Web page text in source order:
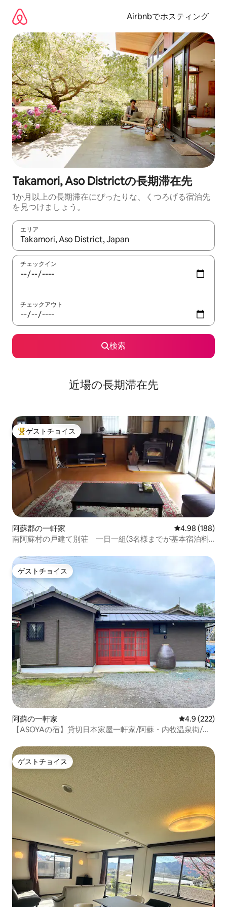
Airbnbでホスティング
Takamori, Aso Districtの長期滞在先
1か月以上の長期滞在にぴったりな、くつろげる宿泊先
を見つけましょう。
エリア
検索結果が表示されたら、上下の矢印キーを使って移動するか
チェックイン
チェックアウト
検索
近場の長期滞在先
大好評のゲストチョイスです。
ゲストチョイス
阿蘇郡の一軒家 レビュー188
4.98 (188)
南阿蘇村の戸建て別荘 一日一組(3名様までが基本宿泊料
ゲストチョイス
ゲストチョイス
阿蘇の一軒家 レビュー222
4.9 (222)
【ASOYAの宿】貸切日本家屋一軒家/阿蘇・内牧温泉街/い
ゲストチョイス
ゲストチョイス